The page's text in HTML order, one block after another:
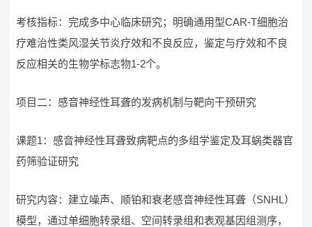
考核指标：完成多中心临床研究；明确通用型CAR-T细胞治
疗难治性类风湿关节炎疗效和不良反应，鉴定与疗效和不良
反应相关的生物学标志物1-2个。
项目二：感音神经性耳聋的发病机制与靶向干预研究
课题1：感音神经性耳聋致病靶点的多组学鉴定及耳蜗类器官
药筛验证研究
研究内容：建立噪声、顺铂和衰老感音神经性耳聋（SNHL）
模型，通过单细胞转录组、空间转录组和表观基因组测序，